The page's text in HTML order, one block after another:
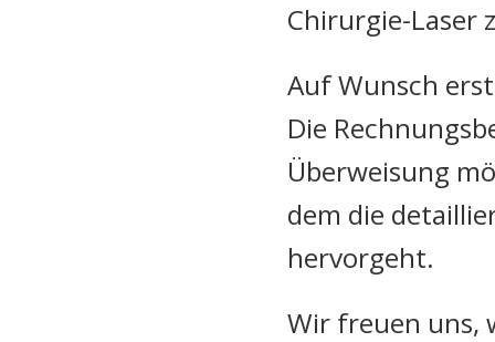
Chirurgie-Laser
Auf Wunsch
Die
Überweisung
dem die
hervorgeht.
Wir freuen uns,